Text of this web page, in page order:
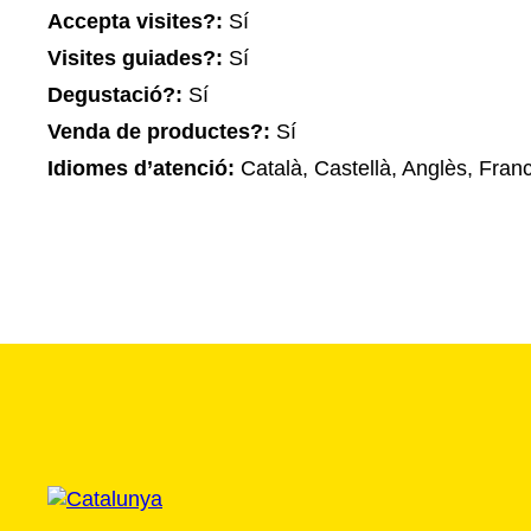
Accepta visites?: Sí
Visites guiades?: Sí
Degustació?: Sí
Venda de productes?: Sí
Idiomes d’atenció: Català, Castellà, Anglès,